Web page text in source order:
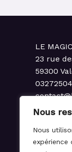
Nous
Nous
expérience
LE
23 rue
59300
du Mardi